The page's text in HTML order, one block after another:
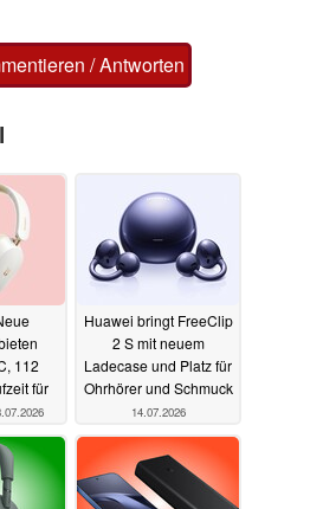
/ Antworten
112
für
Huawei bringt FreeClip
2 S mit neuem
Ladecase und Platz für
Ohrhörer und Schmuck
14.07.2026